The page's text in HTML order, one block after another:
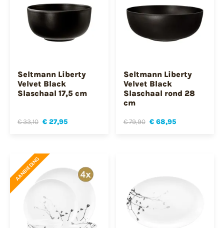
Seltmann Liberty
Velvet Black
Slaschaal 17,5 cm
€ 33,10 € 27,95
Seltmann Liberty
Velvet Black
Slaschaal rond 28
cm
€ 79,90 € 68,95
AANBIEDING